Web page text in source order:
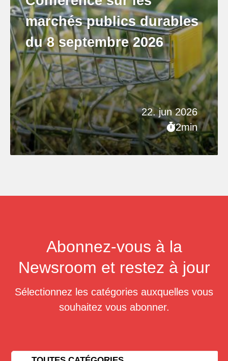
22. jun 2026
2min
marchés publics durables
du 8 septembre 2026
Abonnez-vous à la
Newsroom et restez à jour
Sélectionnez les catégories auxquelles vous
souhaitez vous abonner.